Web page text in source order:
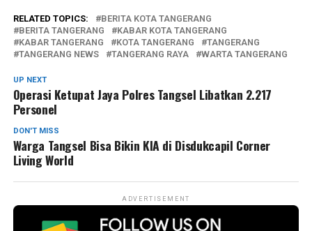
RELATED TOPICS:
BERITA KOTA TANGERANG
BERITA TANGERANG
KABAR KOTA TANGERANG
KABAR TANGERANG
KOTA TANGERANG
TANGERANG
TANGERANG NEWS
TANGERANG RAYA WARTA TANGERANG
UP NEXT
Operasi Ketupat Jaya Polres Tangsel Libatkan 2.217
Personel
DON'T MISS
Warga Tangsel Bisa Bikin KIA di Disdukcapil Corner
Living World
ADVERTISEMENT